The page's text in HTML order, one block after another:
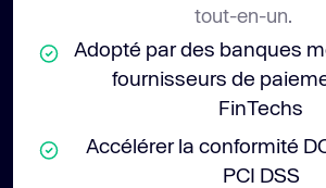
tout-en-un.
Adopté par des banques
fournisseurs de
FinTechs
Accélérer la conformité
PCI DSS